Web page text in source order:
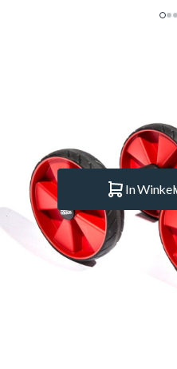
€ 45.–
Aantal
In
Korte Beschrijving
- Ontworpen om de kern